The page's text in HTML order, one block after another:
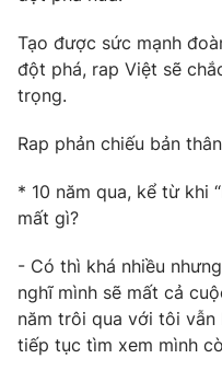
Tạo được sức mạnh
đột phá, rap Việt sẽ
trọng.
Rap phản chiếu bản
* 10 năm qua, kể từ khi
mất gì?
- Có thì khá nhiều
nghĩ mình sẽ mất cả
năm trôi qua với tôi vẫn
tiếp tục tìm xem mình